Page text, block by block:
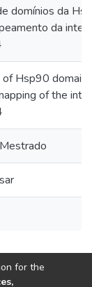
domínios da
da
of Hsp90
of the
for the